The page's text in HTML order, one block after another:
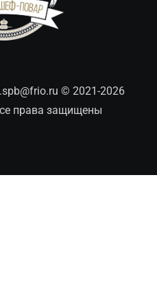
© 2021-2026
права защищены